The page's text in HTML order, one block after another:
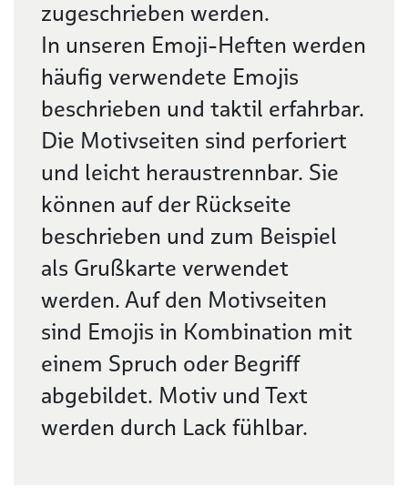
zugeschrieben werden.
In unseren Emoji-Heften werden
häufig verwendete Emojis
beschrieben und taktil erfahrbar.
Die Motivseiten sind perforiert
und leicht heraustrennbar. Sie
können auf der Rückseite
beschrieben und zum Beispiel
als Grußkarte verwendet
werden. Auf den Motivseiten
sind Emojis in Kombination mit
einem Spruch oder Begriff
abgebildet. Motiv und Text
werden durch Lack fühlbar.